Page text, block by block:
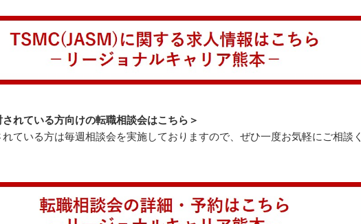
れている方向けの転職相談会はこちら＞
ている方は毎週相談会を実施しておりますので、ぜひ一度お気軽にご相談く